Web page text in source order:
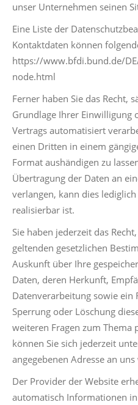
unser Unternehmen seinen
Eine Liste der
Kontaktdaten können
https://www.bfdi.bund.de/
node.html
Ferner haben Sie das Recht,
Grundlage Ihrer Einwilligung
Vertrags automatisiert
einen Dritten in einem
Format aushändigen zu
Übertragung der Daten an
verlangen, kann dies
realisierbar ist.
Sie haben jederzeit das
geltenden gesetzlichen
Auskunft über Ihre
Daten, deren Herkunft,
Datenverarbeitung sowie ein
Sperrung oder Löschung
weiteren Fragen zum Thema
können Sie sich jederzeit
angegebenen Adresse an
Der Provider der Website
automatisch Informationen